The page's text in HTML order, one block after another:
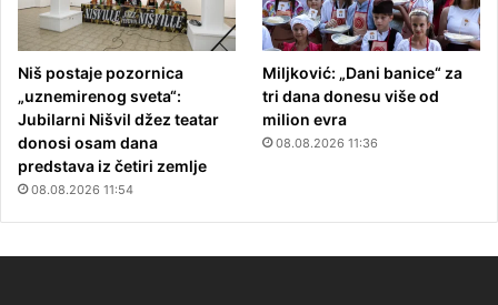
Niš postaje pozornica
„uznemirenog sveta“:
Jubilarni Nišvil džez teatar
donosi osam dana
predstava iz četiri zemlje
08.08.2026 11:54
Miljković: „Dani banice“ za
tri dana donesu više od
milion evra
08.08.2026 11:36